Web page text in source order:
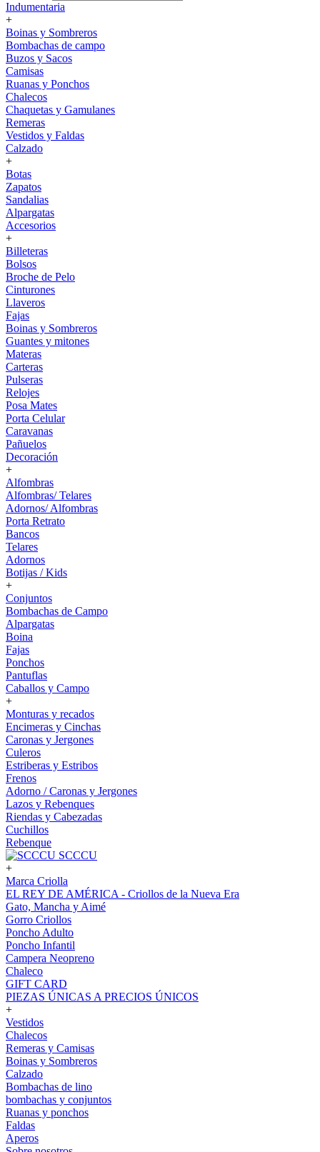
Indumentaria
+
Boinas y Sombreros
Bombachas de campo
Buzos y Sacos
Camisas
Ruanas y Ponchos
Chalecos
Chaquetas y Gamulanes
Remeras
Vestidos y Faldas
Calzado
+
Botas
Zapatos
Sandalias
Alpargatas
Accesorios
+
Billeteras
Bolsos
Broche de Pelo
Cinturones
Llaveros
Fajas
Boinas y Sombreros
Guantes y mitones
Materas
Carteras
Pulseras
Relojes
Posa Mates
Porta Celular
Caravanas
Pañuelos
Decoración
+
Alfombras
Alfombras/ Telares
Adornos/ Alfombras
Porta Retrato
Bancos
Telares
Adornos
Botijas / Kids
+
Conjuntos
Bombachas de Campo
Alpargatas
Boina
Fajas
Ponchos
Pantuflas
Caballos y Campo
+
Monturas y recados
Encimeras y Cinchas
Caronas y Jergones
Culeros
Estriberas y Estribos
Frenos
Adorno / Caronas y Jergones
Lazos y Rebenques
Riendas y Cabezadas
Cuchillos
Rebenque
SCCCU
+
Marca Criolla
EL REY DE AMÉRICA - Criollos de la Nueva Era
Gato, Mancha y Aimé
Gorro Criollos
Poncho Adulto
Poncho Infantil
Campera Neopreno
Chaleco
GIFT CARD
PIEZAS ÚNICAS A PRECIOS ÚNICOS
+
Vestidos
Chalecos
Remeras y Camisas
Boinas y Sombreros
Calzado
Bombachas de lino
bombachas y conjuntos
Ruanas y ponchos
Faldas
Aperos